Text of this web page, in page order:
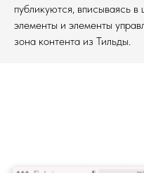
публикуются, вписываясь
элементы и элементы
зона контента из Тильды.